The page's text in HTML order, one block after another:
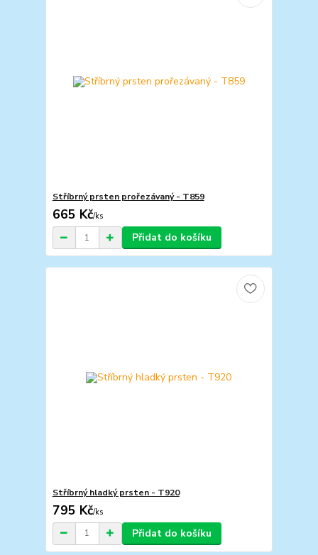
Stříbrný prsten prořezávaný - T859
665 Kč/ks
Přidat do košíku
Stříbrný hladký prsten - T920
795 Kč/ks
Přidat do košíku